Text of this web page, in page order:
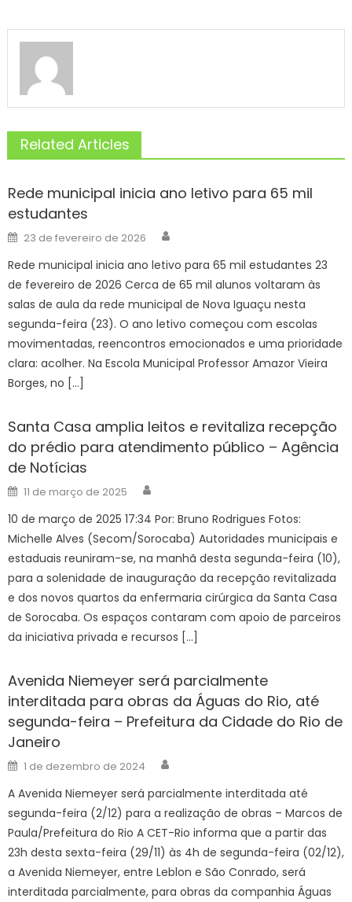
Related Articles
Rede municipal inicia ano letivo para 65 mil
estudantes
Posted
on
23 de fevereiro de 2026
Rede municipal inicia ano letivo para 65 mil estudantes 23
de fevereiro de 2026 Cerca de 65 mil alunos voltaram às
salas de aula da rede municipal de Nova Iguaçu nesta
segunda-feira (23). O ano letivo começou com escolas
movimentadas, reencontros emocionados e uma prioridade
clara: acolher. Na Escola Municipal Professor Amazor Vieira
Borges, no […]
Santa Casa amplia leitos e revitaliza recepção
do prédio para atendimento público – Agência
de Notícias
Posted
on
11 de março de 2025
10 de março de 2025 17:34 Por: Bruno Rodrigues Fotos:
Michelle Alves (Secom/Sorocaba) Autoridades municipais e
estaduais reuniram-se, na manhã desta segunda-feira (10),
para a solenidade de inauguração da recepção revitalizada
e dos novos quartos da enfermaria cirúrgica da Santa Casa
de Sorocaba. Os espaços contaram com apoio de parceiros
da iniciativa privada e recursos […]
Avenida Niemeyer será parcialmente
interditada para obras da Águas do Rio, até
segunda-feira – Prefeitura da Cidade do Rio de
Janeiro
Posted
on
1 de dezembro de 2024
A Avenida Niemeyer será parcialmente interditada até
segunda-feira (2/12) para a realização de obras – Marcos de
Paula/Prefeitura do Rio A CET-Rio informa que a partir das
23h desta sexta-feira (29/11) às 4h de segunda-feira (02/12),
a Avenida Niemeyer, entre Leblon e São Conrado, será
interditada parcialmente, para obras da companhia Águas